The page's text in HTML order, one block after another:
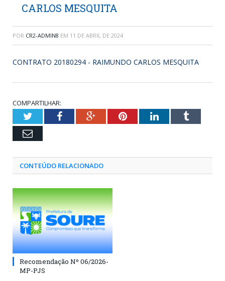
CARLOS MESQUITA
POR CR2-ADMIN8 EM 11 DE ABRIL DE 2024
CONTRATO 20180294 - RAIMUNDO CARLOS MESQUITA
COMPARTILHAR:
TwitterFacebookGoogle+PinterestLinkedInTumblr
Email
CONTEÚDO RELACIONADO
Recomendação Nº 06/2026-
MP-PJS